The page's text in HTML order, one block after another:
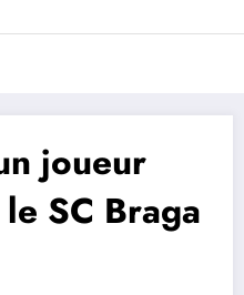
du football
joueur
SC Braga